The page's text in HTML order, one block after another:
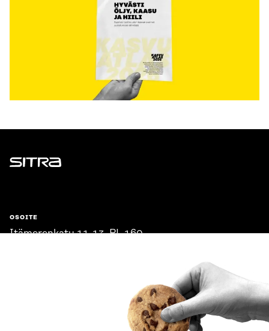
Sitra
OSOITE
Itämerenkatu 11-13, PL 160,